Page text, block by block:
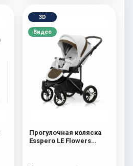
3D
Видео
Прогулочная коляска
Esspero LE Flowers